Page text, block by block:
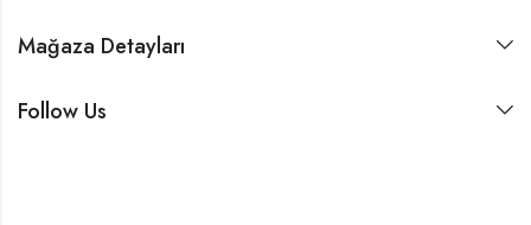
Mağaza Detayları
Follow Us